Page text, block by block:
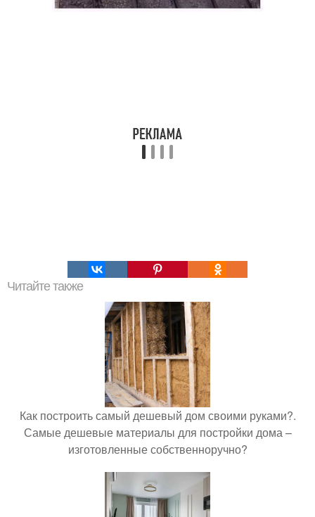
Читайте также
Как построить самый дешевый дом своими руками?.
Самые дешевые материалы для постройки дома –
изготовленные собственноручно?